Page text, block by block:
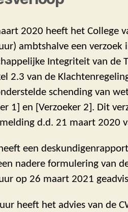
2020 heeft het College
ambtshalve een
Integriteit van de
2.3 van de
schending van
1] en [Verzoeker 2]. Dit
d.d. 21 maart 2020
een
nadere formulering van
op 26 maart 2021
heeft het advies van de